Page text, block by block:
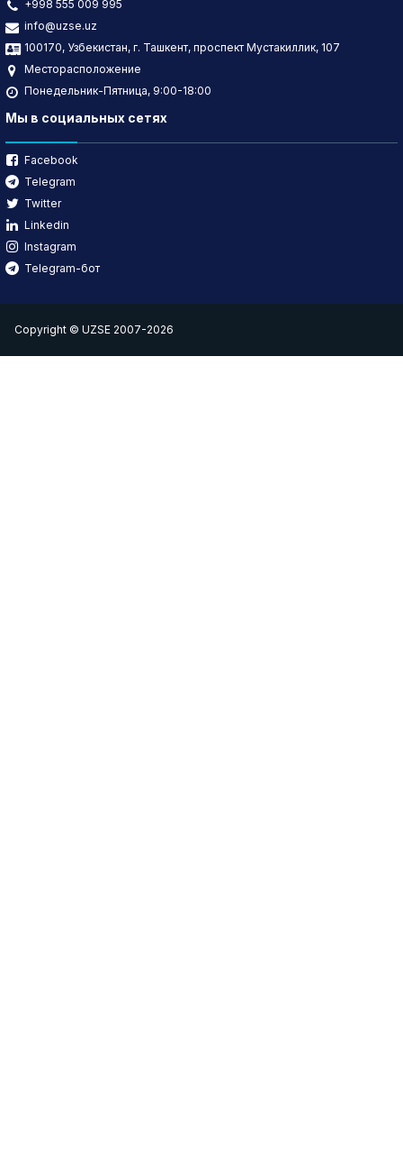
+998 555 009 995
info@uzse.uz
100170, Узбекистан, г. Ташкент, проспект Мустакиллик, 107
Месторасположение
Понедельник-Пятница, 9:00-18:00
Мы в социальных сетях
Facebook
Telegram
Twitter
Linkedin
Instagram
Telegram-бот
Copyright © UZSE 2007-2026